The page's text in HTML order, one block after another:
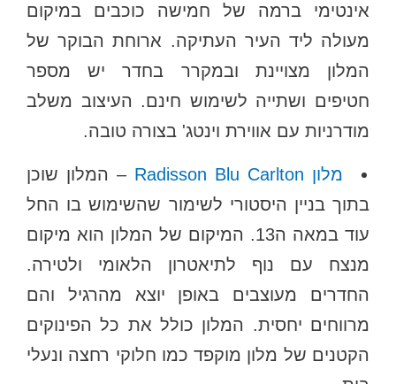
אינטימי ברמה של חמישה כוכבים במיקום
מעולה ליד העיר העתיקה. ארוחת הבוקר של
המלון מצויינת ובמקרר בחדר יש מספר
חטיפים ושתייה לשימוש חינם. העיצוב משלב
מודרניות עם אווירת וינטג' בצורה טובה.
מלון Radisson Blu Carlton
– המלון שוכן
בתוך בניין היסטורי לשימור שהשימוש בו החל
עוד במאה ה13. המיקום של המלון הוא מיקום
מנצח עם נוף לתיאטרון הלאומי ולטירה.
החדרים מעוצבים באופן יוצא מהרגיל והם
מרווחים יחסית. המלון כולל את כל הפינוקים
הקטנים של מלון מוקפד כמו חלוקי רחצה ונעלי